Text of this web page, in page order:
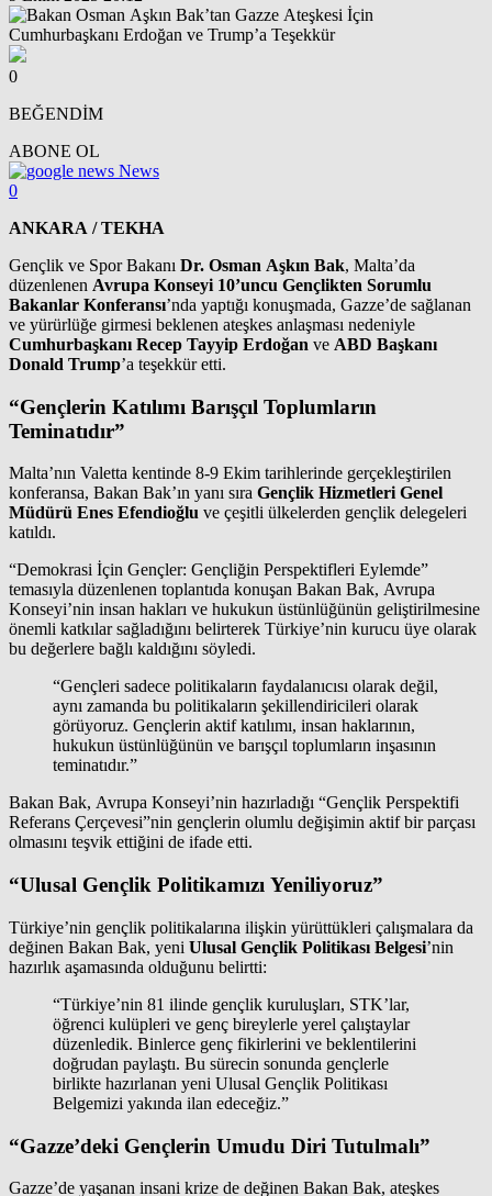
0
BEĞENDİM
ABONE OL
News
0
ANKARA / TEKHA
Gençlik ve Spor Bakanı Dr. Osman Aşkın Bak, Malta’da
düzenlenen Avrupa Konseyi 10’uncu Gençlikten Sorumlu
Bakanlar Konferansı’nda yaptığı konuşmada, Gazze’de sağlanan
ve yürürlüğe girmesi beklenen ateşkes anlaşması nedeniyle
Cumhurbaşkanı Recep Tayyip Erdoğan ve ABD Başkanı
Donald Trump’a teşekkür etti.
“Gençlerin Katılımı Barışçıl Toplumların
Teminatıdır”
Malta’nın Valetta kentinde 8-9 Ekim tarihlerinde gerçekleştirilen
konferansa, Bakan Bak’ın yanı sıra Gençlik Hizmetleri Genel
Müdürü Enes Efendioğlu ve çeşitli ülkelerden gençlik delegeleri
katıldı.
“Demokrasi İçin Gençler: Gençliğin Perspektifleri Eylemde”
temasıyla düzenlenen toplantıda konuşan Bakan Bak, Avrupa
Konseyi’nin insan hakları ve hukukun üstünlüğünün geliştirilmesine
önemli katkılar sağladığını belirterek Türkiye’nin kurucu üye olarak
bu değerlere bağlı kaldığını söyledi.
“Gençleri sadece politikaların faydalanıcısı olarak değil,
aynı zamanda bu politikaların şekillendiricileri olarak
görüyoruz. Gençlerin aktif katılımı, insan haklarının,
hukukun üstünlüğünün ve barışçıl toplumların inşasının
teminatıdır.”
Bakan Bak, Avrupa Konseyi’nin hazırladığı “Gençlik Perspektifi
Referans Çerçevesi”nin gençlerin olumlu değişimin aktif bir parçası
olmasını teşvik ettiğini de ifade etti.
“Ulusal Gençlik Politikamızı Yeniliyoruz”
Türkiye’nin gençlik politikalarına ilişkin yürüttükleri çalışmalara da
değinen Bakan Bak, yeni Ulusal Gençlik Politikası Belgesi’nin
hazırlık aşamasında olduğunu belirtti:
“Türkiye’nin 81 ilinde gençlik kuruluşları, STK’lar,
öğrenci kulüpleri ve genç bireylerle yerel çalıştaylar
düzenledik. Binlerce genç fikirlerini ve beklentilerini
doğrudan paylaştı. Bu sürecin sonunda gençlerle
birlikte hazırlanan yeni Ulusal Gençlik Politikası
Belgemizi yakında ilan edeceğiz.”
“Gazze’deki Gençlerin Umudu Diri Tutulmalı”
Gazze’de yaşanan insani krize de değinen Bakan Bak, ateşkes